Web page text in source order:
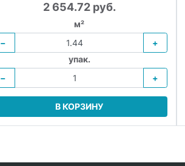
2 654.72 руб.
м²
−
+
упак.
−
+
В КОРЗИНУ